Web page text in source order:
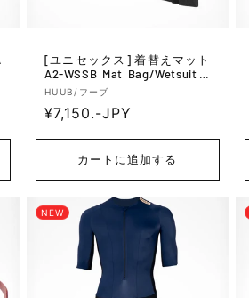
[ユニセックス] 着替えマット
A2-WSSB Mat Bag/Wetsuit S
atchel - Black
販
売
HUUB/フーブ
通
常
格
¥7,150.-JPY
カートに追加する
NEW